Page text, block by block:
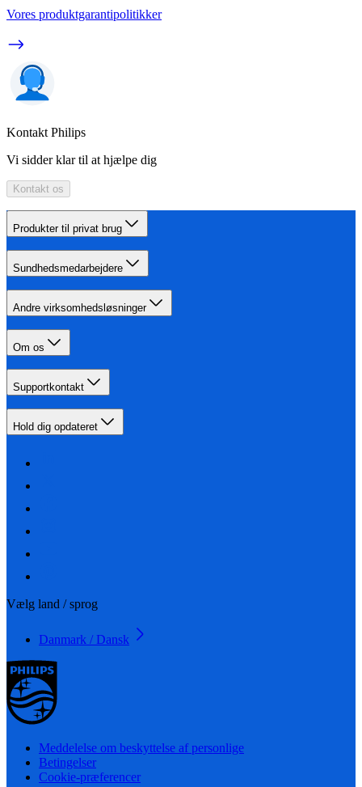
Vores produktgarantipolitikker
Kontakt Philips
Vi sidder klar til at hjælpe dig
Kontakt os
Produkter til privat brug
Sundhedsmedarbejdere
Andre virksomhedsløsninger
Om os
Supportkontakt
Hold dig opdateret
Vælg land / sprog
Danmark / Dansk
Meddelelse om beskyttelse af personlige
Betingelser
Cookie-præferencer